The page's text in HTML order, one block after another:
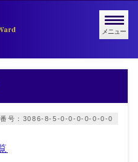
メニュー
番号：3086-8-5-0-0-0-0-0-0-0